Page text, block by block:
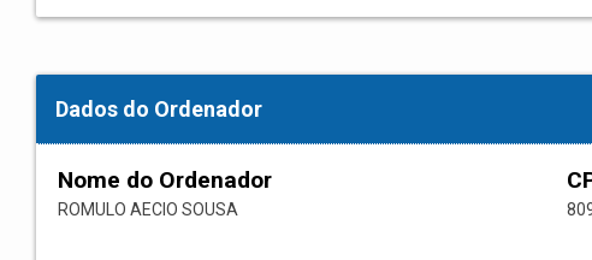
Dados do Ordenador
Nome do Ordenador
ROMULO AECIO SOUSA